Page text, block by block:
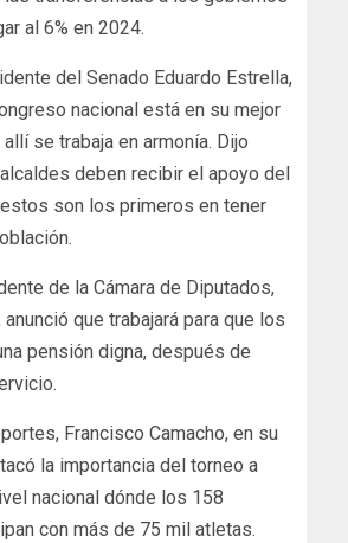
al 6% en 2024.
del Senado Eduardo Estrella,
nacional está en su mejor
se trabaja en armonía. Dijo
deben recibir el apoyo del
son los primeros en tener
de la Cámara de Diputados,
que trabajará para que los
pensión digna, después de
Francisco Camacho, en su
la importancia del torneo a
nacional dónde los 158
con más de 75 mil atletas.